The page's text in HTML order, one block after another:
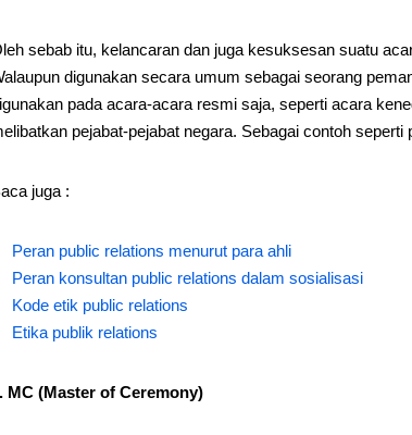
sebab itu, kelancaran dan juga kesuksesan suatu
digunakan secara umum sebagai seorang
pada acara-acara resmi saja, seperti acara
pejabat-pejabat negara. Sebagai contoh
juga :
Peran public relations menurut para ahli
Peran konsultan public relations dalam sosialisasi
Kode etik public relations
Etika publik relations
MC (Master of Ceremony)